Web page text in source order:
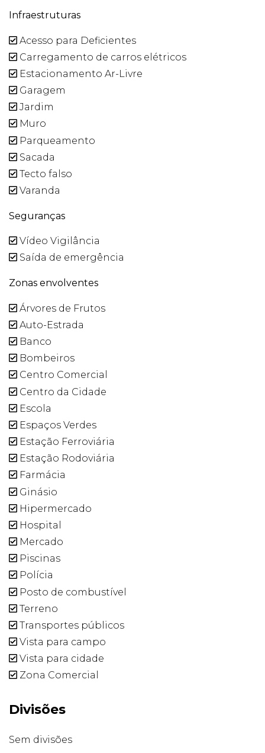
Infraestruturas
Acesso para Deficientes
Carregamento de carros elétricos
Estacionamento Ar-Livre
Garagem
Jardim
Muro
Parqueamento
Sacada
Tecto falso
Varanda
Seguranças
Vídeo Vigilância
Saída de emergência
Zonas envolventes
Árvores de Frutos
Auto-Estrada
Banco
Bombeiros
Centro Comercial
Centro da Cidade
Escola
Espaços Verdes
Estação Ferroviária
Estação Rodoviária
Farmácia
Ginásio
Hipermercado
Hospital
Mercado
Piscinas
Polícia
Posto de combustível
Terreno
Transportes públicos
Vista para campo
Vista para cidade
Zona Comercial
Divisões
Sem divisões